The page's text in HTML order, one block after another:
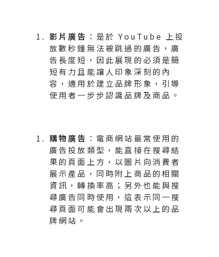
影片廣告 ：是於 YouTube 上投
放數秒鐘無法被跳過的廣告，廣
告長度短，因此展現的必須是簡
短有力且能讓人印象深刻的內
容，適用於建立品牌形象，引導
使用者一步步認識品牌及商品。
購物廣告 ：電商網站最常使用的
廣告投放類型，能直接在搜尋結
果的頁面上方，以圖片向消費者
展示產品，同時附上商品的相關
資訊，轉換率高；另外也能與搜
尋廣告同時使用，這表示同一搜
尋頁面可能會出現兩次以上的品
牌網站。